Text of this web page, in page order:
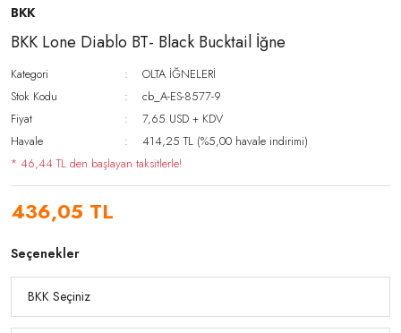
BKK
BKK Lone Diablo BT- Black Bucktail İğne
Kategori
OLTA İĞNELERİ
Stok Kodu
cb_A-ES-8577-9
Fiyat
7,65 USD + KDV
Havale
414,25 TL (%5,00 havale indirimi)
* 46,44 TL den başlayan taksitlerle!
436,05 TL
Seçenekler